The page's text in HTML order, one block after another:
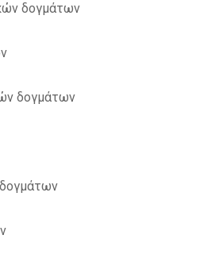
δογμάτων
δογμάτων